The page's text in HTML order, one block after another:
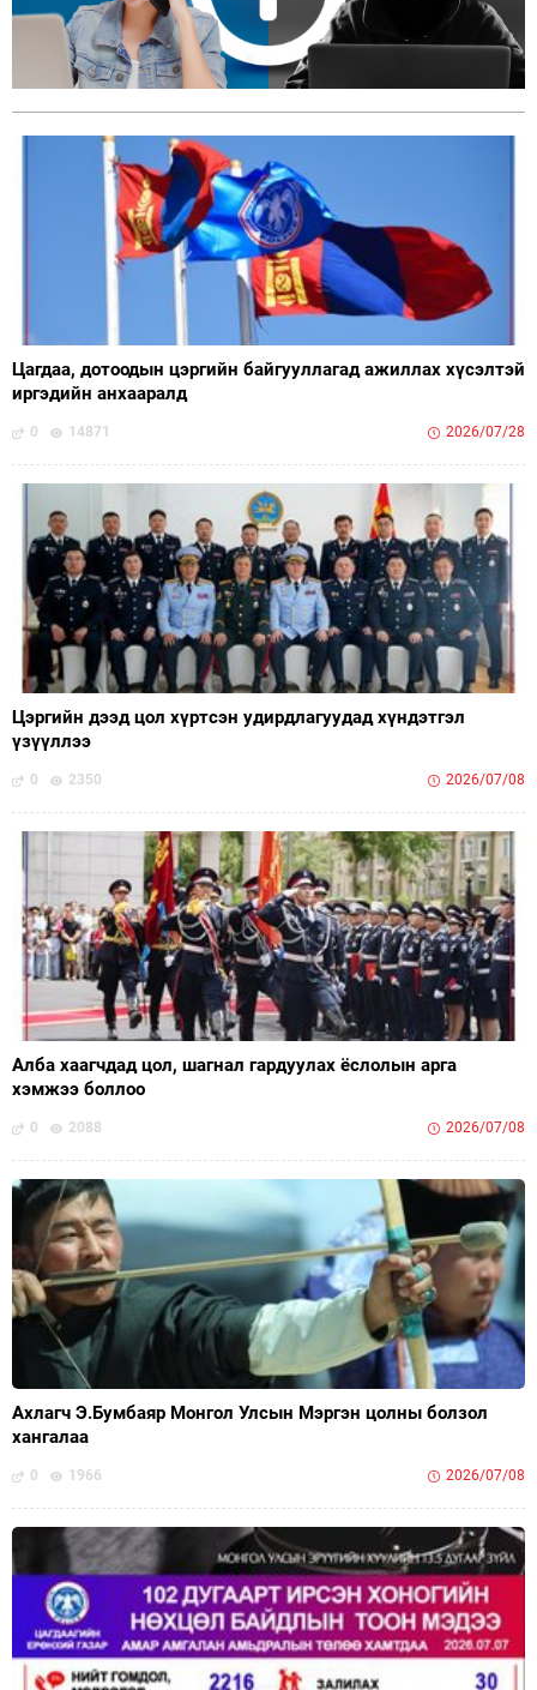
Цагдаа, дотоодын цэргийн байгууллагад ажиллах хүсэлтэй
иргэдийн анхааралд
0 14871 2026/07/28
Цэргийн дээд цол хүртсэн удирдлагуудад хүндэтгэл
үзүүллээ
0 2350 2026/07/08
Алба хаагчдад цол, шагнал гардуулах ёслолын арга
хэмжээ боллоо
0 2088 2026/07/08
Ахлагч Э.Бумбаяр Монгол Улсын Мэргэн цолны болзол
хангалаа
0 1966 2026/07/08